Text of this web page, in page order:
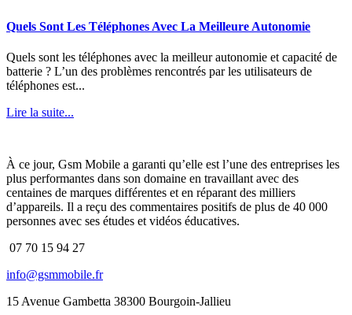
Quels Sont Les Téléphones Avec La Meilleure Autonomie
Quels sont les téléphones avec la meilleur autonomie et capacité de
batterie ? L’un des problèmes rencontrés par les utilisateurs de
téléphones est...
Lire la suite...
À ce jour, Gsm Mobile a garanti qu’elle est l’une des entreprises les
plus performantes dans son domaine en travaillant avec des
centaines de marques différentes et en réparant des milliers
d’appareils. Il a reçu des commentaires positifs de plus de 40 000
personnes avec ses études et vidéos éducatives.
07 70 15 94 27
info@gsmmobile.fr
15 Avenue Gambetta 38300 Bourgoin-Jallieu